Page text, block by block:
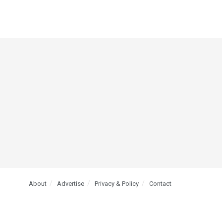
About Advertise Privacy & Policy Contact